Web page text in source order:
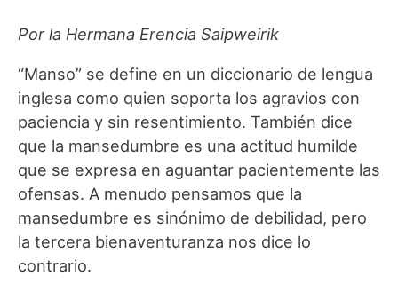
Por la Hermana Erencia Saipweirik
“Manso” se define en un diccionario de lengua
inglesa como quien soporta los agravios con
paciencia y sin resentimiento. También dice
que la mansedumbre es una actitud humilde
que se expresa en aguantar pacientemente las
ofensas. A menudo pensamos que la
mansedumbre es sinónimo de debilidad, pero
la tercera bienaventuranza nos dice lo
contrario.